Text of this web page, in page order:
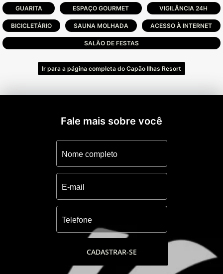
GUARITA ESPAÇO GOURMET VIGILÂNCIA 24H
BICICLETÁRIO SAUNA MOLHADA ACESSO À INTERNET
SALÃO DE FESTAS
Ir para a página completa do Capão Ilhas Resort
Fale mais sobre você
CADASTRAR-SE